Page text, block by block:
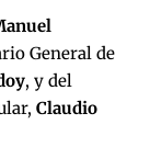
General de
, y del
Claudio